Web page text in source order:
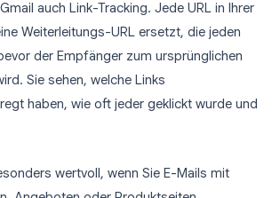
auch Link-Tracking. Jede URL in Ihrer
Weiterleitungs-URL ersetzt, die jeden
der Empfänger zum ursprünglichen
Sie sehen, welche Links
haben, wie oft jeder geklickt wurde und
wertvoll, wenn Sie E-Mails mit